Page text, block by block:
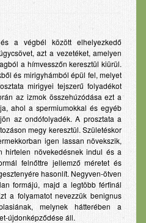
a végbél között elhelyezkedő
azt a vezetéket, amelyen
a hímvesszőn keresztül kiürül.
és mirigyhámból épül fel, melyet
mirigyei tejszerű folyadékot
az izmok összehúzódása ezt a
ahol a spermiumokkal és egyéb
az ondófolyadék. A prosztata a
megy keresztül. Születéskor
igen lassan növekszik,
hirtelen növekedésnek indul és a
felnőttre jellemző méretet és
hasonlít. Negyven-ötven
formájú, majd a legtöbb férfinál
a folyamatot nevezzük benignus
melynek hátterében a
újdonképződése áll.